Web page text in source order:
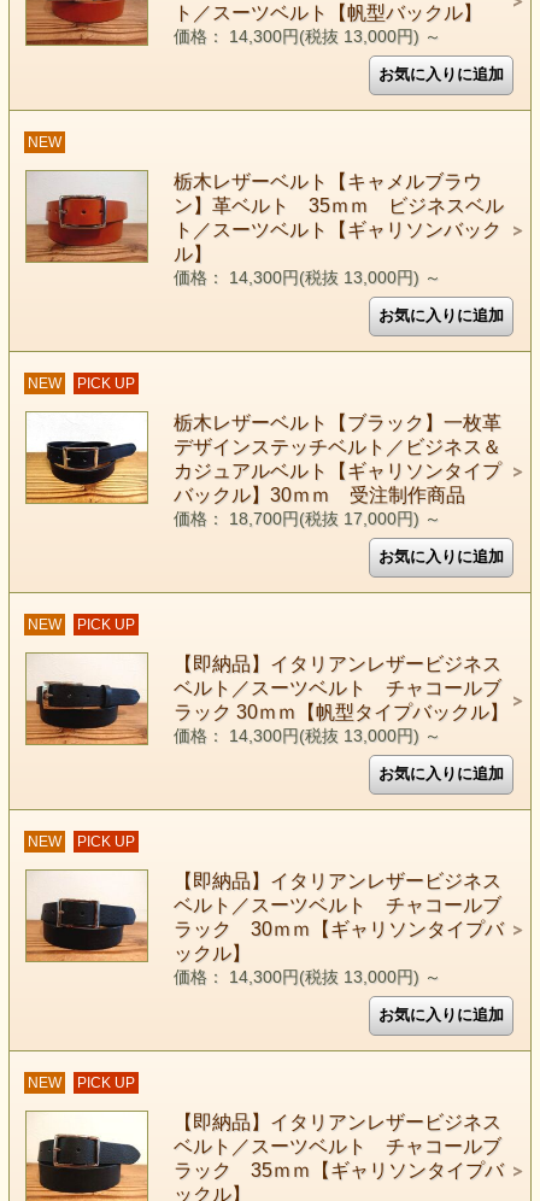
ト／スーツベルト【帆型バックル】
価格： 14,300円(税抜 13,000円) ～
NEW
栃木レザーベルト【キャメルブラウ
ン】革ベルト 35ｍｍ ビジネスベル
ト／スーツベルト【ギャリソンバック
ル】
価格： 14,300円(税抜 13,000円) ～
NEW PICK UP
栃木レザーベルト【ブラック】一枚革
デザインステッチベルト／ビジネス＆
カジュアルベルト【ギャリソンタイプ
バックル】30ｍｍ 受注制作商品
価格： 18,700円(税抜 17,000円) ～
NEW PICK UP
【即納品】イタリアンレザービジネス
ベルト／スーツベルト チャコールブ
ラック 30ｍｍ【帆型タイプバックル】
価格： 14,300円(税抜 13,000円) ～
NEW PICK UP
【即納品】イタリアンレザービジネス
ベルト／スーツベルト チャコールブ
ラック 30ｍｍ【ギャリソンタイプバ
ックル】
価格： 14,300円(税抜 13,000円) ～
NEW PICK UP
【即納品】イタリアンレザービジネス
ベルト／スーツベルト チャコールブ
ラック 35ｍｍ【ギャリソンタイプバ
ックル】